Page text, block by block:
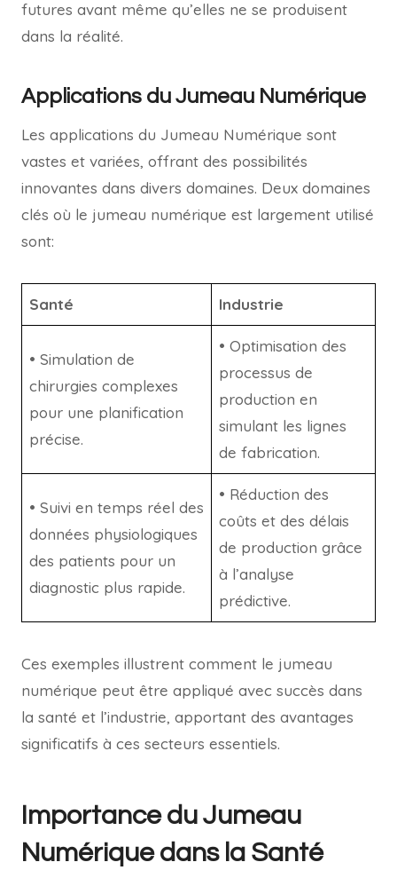
futures avant même qu’elles ne se produisent
dans la réalité.
Applications du Jumeau Numérique
Les applications du Jumeau Numérique sont
vastes et variées, offrant des possibilités
innovantes dans divers domaines. Deux domaines
clés où le jumeau numérique est largement utilisé
sont:
Santé Industrie
• Simulation de
chirurgies complexes
pour une planification
précise.
• Optimisation des
processus de
production en
simulant les lignes
de fabrication.
• Suivi en temps réel des
données physiologiques
des patients pour un
diagnostic plus rapide.
• Réduction des
coûts et des délais
de production grâce
à l’analyse
prédictive.
Ces exemples illustrent comment le jumeau
numérique peut être appliqué avec succès dans
la santé et l’industrie, apportant des avantages
significatifs à ces secteurs essentiels.
Importance du Jumeau
Numérique dans la Santé